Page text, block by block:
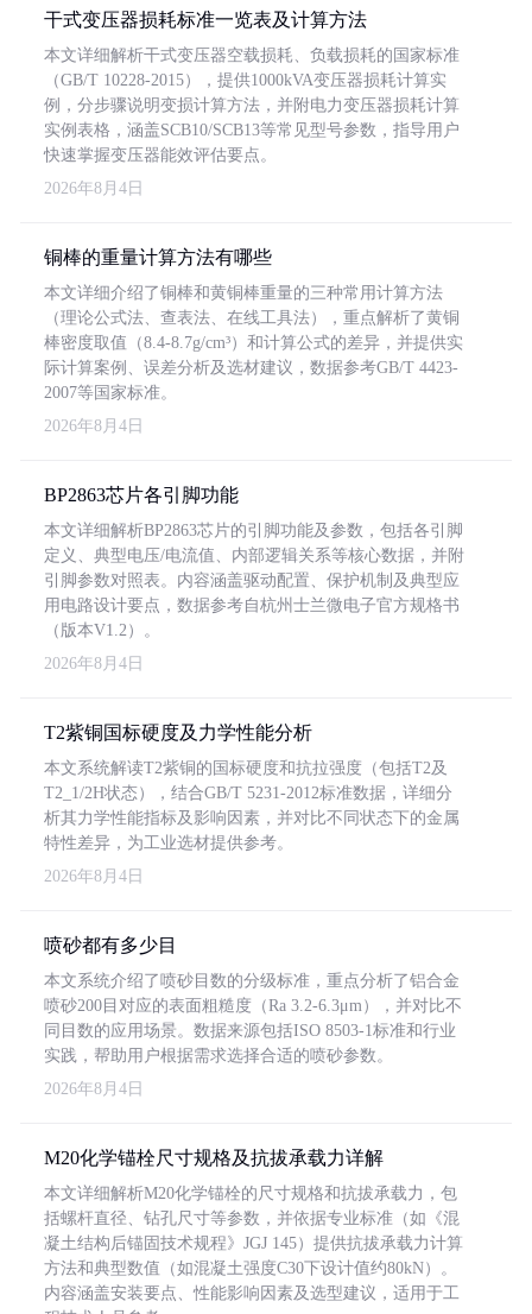
干式变压器损耗标准一览表及计算方法
本文详细解析干式变压器空载损耗、负载损耗的国家标准
（GB/T 10228-2015），提供1000kVA变压器损耗计算实
例，分步骤说明变损计算方法，并附电力变压器损耗计算
实例表格，涵盖SCB10/SCB13等常见型号参数，指导用户
快速掌握变压器能效评估要点。
2026年8月4日
铜棒的重量计算方法有哪些
本文详细介绍了铜棒和黄铜棒重量的三种常用计算方法
（理论公式法、查表法、在线工具法），重点解析了黄铜
棒密度取值（8.4-8.7g/cm³）和计算公式的差异，并提供实
际计算案例、误差分析及选材建议，数据参考GB/T 4423-
2007等国家标准。
2026年8月4日
BP2863芯片各引脚功能
本文详细解析BP2863芯片的引脚功能及参数，包括各引脚
定义、典型电压/电流值、内部逻辑关系等核心数据，并附
引脚参数对照表。内容涵盖驱动配置、保护机制及典型应
用电路设计要点，数据参考自杭州士兰微电子官方规格书
（版本V1.2）。
2026年8月4日
T2紫铜国标硬度及力学性能分析
本文系统解读T2紫铜的国标硬度和抗拉强度（包括T2及
T2_1/2H状态），结合GB/T 5231-2012标准数据，详细分
析其力学性能指标及影响因素，并对比不同状态下的金属
特性差异，为工业选材提供参考。
2026年8月4日
喷砂都有多少目
本文系统介绍了喷砂目数的分级标准，重点分析了铝合金
喷砂200目对应的表面粗糙度（Ra 3.2-6.3μm），并对比不
同目数的应用场景。数据来源包括ISO 8503-1标准和行业
实践，帮助用户根据需求选择合适的喷砂参数。
2026年8月4日
M20化学锚栓尺寸规格及抗拔承载力详解
本文详细解析M20化学锚栓的尺寸规格和抗拔承载力，包
括螺杆直径、钻孔尺寸等参数，并依据专业标准（如《混
凝土结构后锚固技术规程》JGJ 145）提供抗拔承载力计算
方法和典型数值（如混凝土强度C30下设计值约80kN）。
内容涵盖安装要点、性能影响因素及选型建议，适用于工